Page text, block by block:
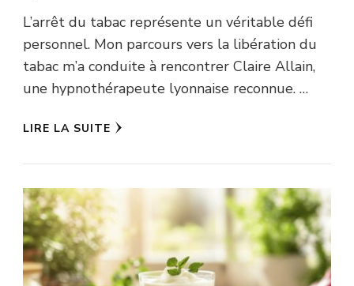
L’arrêt du tabac représente un véritable défi
personnel. Mon parcours vers la libération du
tabac m’a conduite à rencontrer Claire Allain,
une hypnothérapeute lyonnaise reconnue. …
LIRE LA SUITE